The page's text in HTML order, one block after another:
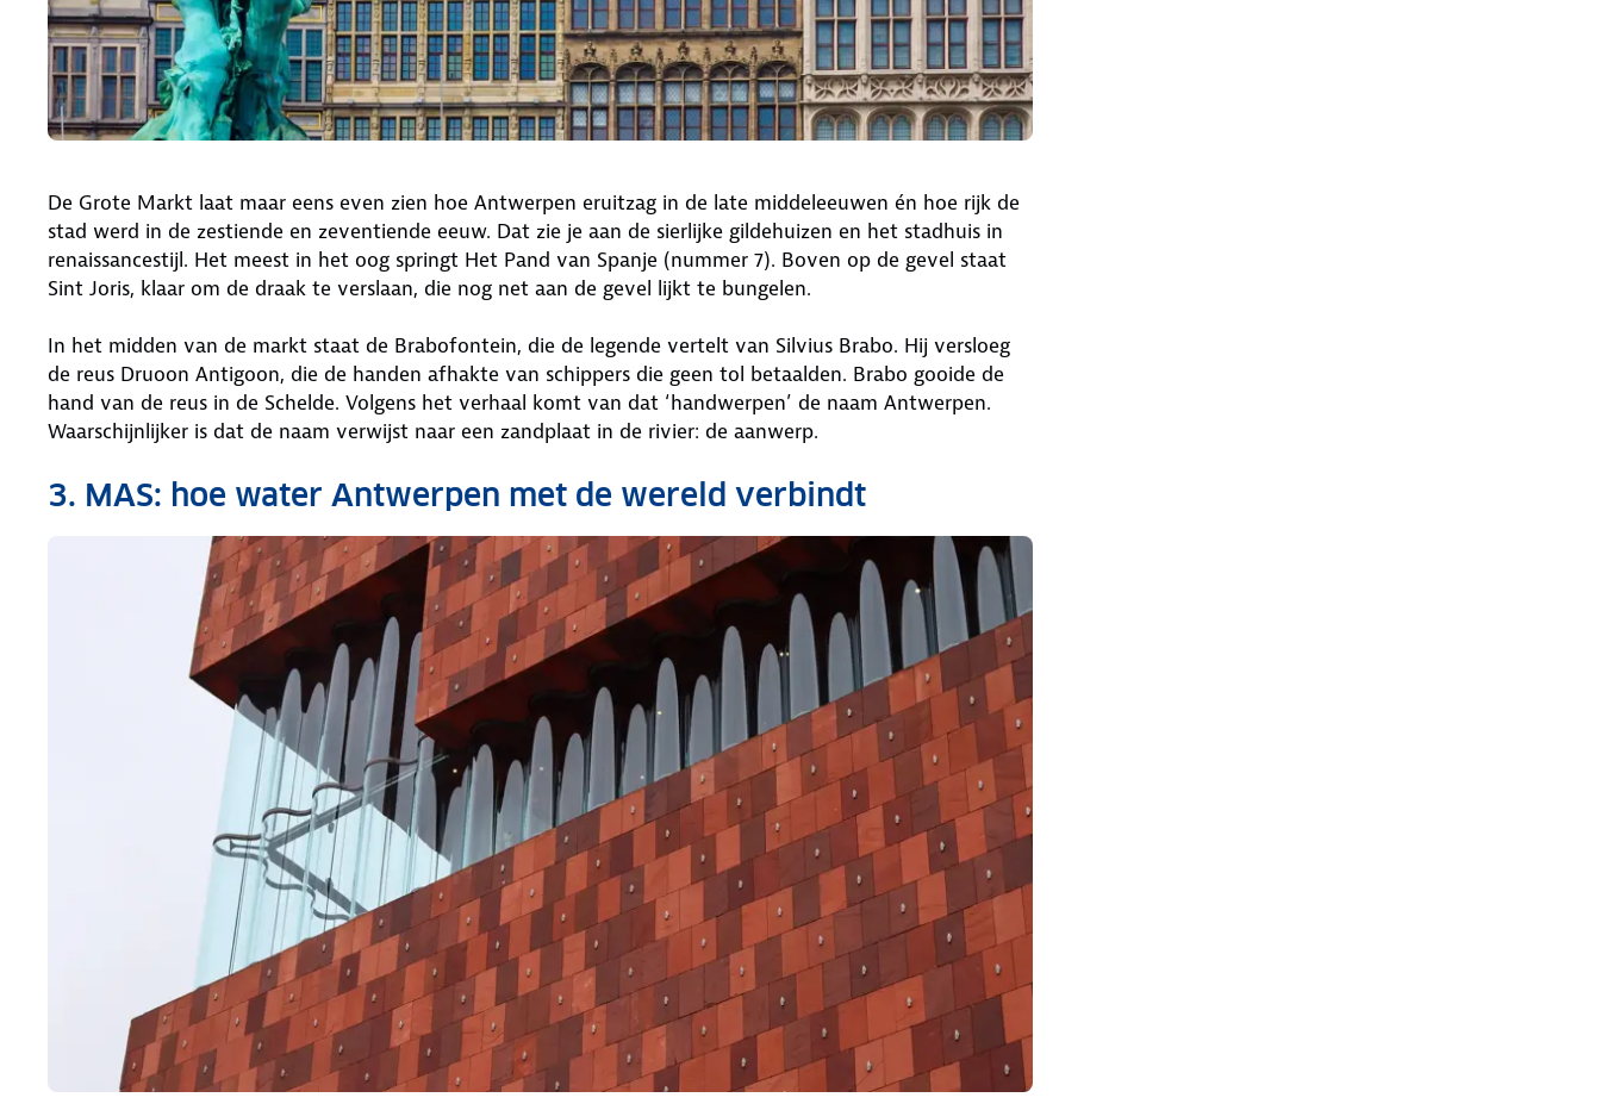
De Grote Markt laat maar eens even zien hoe Antwerpen eruitzag in de late middeleeuwen én hoe rijk de
stad werd in de zestiende en zeventiende eeuw. Dat zie je aan de sierlijke gildehuizen en het stadhuis in
renaissancestijl. Het meest in het oog springt Het Pand van Spanje (nummer 7). Boven op de gevel staat
Sint Joris, klaar om de draak te verslaan, die nog net aan de gevel lijkt te bungelen.
In het midden van de markt staat de Brabofontein, die de legende vertelt van Silvius Brabo. Hij versloeg
de reus Druoon Antigoon, die de handen afhakte van schippers die geen tol betaalden. Brabo gooide de
hand van de reus in de Schelde. Volgens het verhaal komt van dat ‘handwerpen’ de naam Antwerpen.
Waarschijnlijker is dat de naam verwijst naar een zandplaat in de rivier: de aanwerp.
3. MAS: hoe water Antwerpen met de wereld verbindt